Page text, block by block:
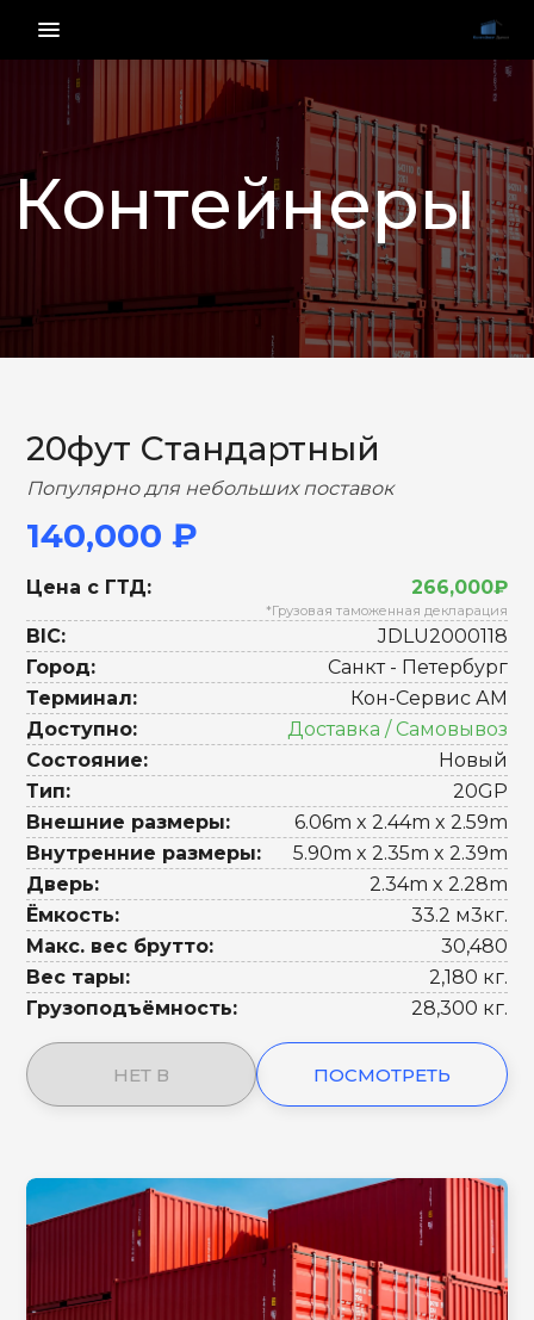
menu_vert
Контейнеры
НАЗАД ВПЕРЕД
20фут Стандартный
Популярно для небольших поставок
140,000 ₽
Цена с ГТД: 266,000₽
*Грузовая таможенная декларация
BIC:
JDLU2000118
Город:
Санкт - Петербург
Терминал:
Кон-Сервис АМ
Доступно:
Доставка / Самовывоз
Состояние:
Новый
Тип:
20GP
Внешние размеры:
6.06m x 2.44m x 2.59m
Внутренние размеры:
5.90m x 2.35m x 2.39m
Дверь:
2.34m x 2.28m
Ёмкость:
33.2 м3кг.
Макс. вес брутто:
30,480
Вес тары:
2,180 кг.
Грузоподъёмность:
28,300 кг.
НЕТ В ПОСМОТРЕТЬ